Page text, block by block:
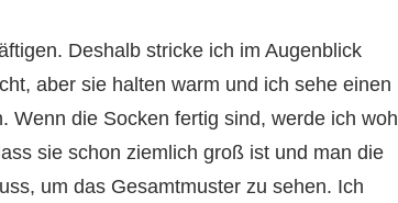
Deshalb stricke ich im Augenblick
aber sie halten warm und ich sehe einen
die Socken fertig sind, werde ich wohl
sie schon ziemlich groß ist und man die
um das Gesamtmuster zu sehen. Ich